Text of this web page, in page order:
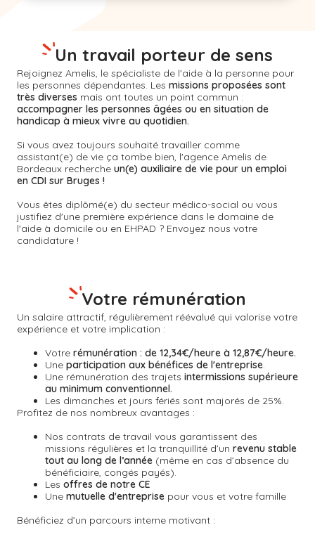
Rejoignez Amelis, le spécialiste de l'aide à la personne pour
les personnes dépendantes. Les missions proposées sont
très diverses mais ont toutes un point commun :
accompagner les personnes âgées ou en situation de
handicap à mieux vivre au quotidien.
Si vous avez toujours souhaité travailler comme
assistant(e) de vie ça tombe bien, l'agence Amelis de
Bordeaux recherche un(e) auxiliaire de vie pour un emploi
en CDI sur Bruges !
Vous êtes diplômé(e) du secteur médico-social ou vous
justifiez d'une première expérience dans le domaine de
l'aide à domicile ou en EHPAD ? Envoyez nous votre
candidature !
Un travail porteur de sens
Un salaire attractif, régulièrement réévalué qui valorise votre
expérience et votre implication :
Votre rémunération : de 12,34€/heure à 12,87€/heure.
Une participation aux bénéfices de l'entreprise.
Une rémunération des trajets intermissions supérieure
au minimum conventionnel.
Les dimanches et jours fériés sont majorés de 25%.
Profitez de nos nombreux avantages :
Nos contrats de travail vous garantissent des
missions régulières et la tranquillité d’un revenu stable
tout au long de l’année (même en cas d’absence du
bénéficiaire, congés payés).
Les offres de notre CE
Une mutuelle d'entreprise pour vous et votre famille
Bénéficiez d’un parcours interne motivant :
Votre rémunération